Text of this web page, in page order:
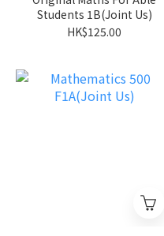
Students 1B(Joint Us)
HK$125.00